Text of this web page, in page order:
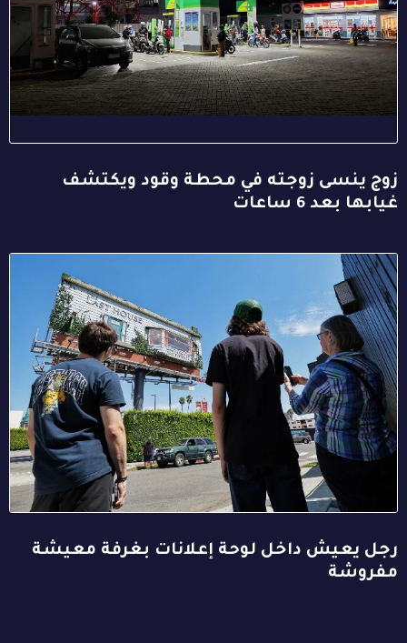
زوج ينسى زوجته في محطة وقود ويكتشف
غيابها بعد 6 ساعات
رجل يعيش داخل لوحة إعلانات بغرفة معيشة
مفروشة